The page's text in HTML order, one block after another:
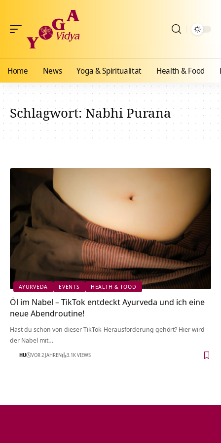
Home News Yoga & Spiritualität Health & Food
Schlagwort:Nabhi Purana
AYURVEDA EVENTS HEALTH & FOOD
Öl im Nabel – TikTok entdeckt Ayurveda und ich eine
neue Abendroutine!
Hast du schon von dieser TikTok-Herausforderung gehört? Hier wird
der Nabel mit…
HU VOR 2 JAHREN 3.1K VIEWS